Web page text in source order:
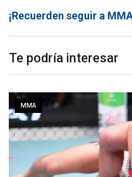
¡Recuerden seguir a
Te podría interesar
MMA